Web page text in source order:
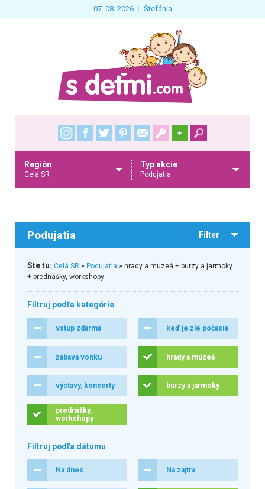
07. 08. 2026 Štefánia
+
Región
Celá SR
Typ akcie
Podujatia
Podujatia Filter
Ste tu: Celá SR» Podujatia » hrady a múzeá + burzy a jarmoky
+ prednášky, workshopy
Filtruj podľa kategórie
vstup zdarma keď je zlé počasie
zábava vonku hrady a múzeá
výstavy, koncerty burzy a jarmoky
prednášky,
workshopy
Filtruj podľa dátumu
Na dnes Na zajtra